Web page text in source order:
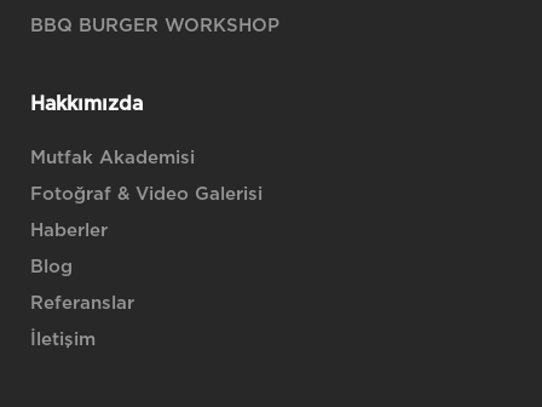
BBQ BURGER WORKSHOP
Hakkımızda
Mutfak Akademisi
Fotoğraf & Video Galerisi
Haberler
Blog
Referanslar
İletişim